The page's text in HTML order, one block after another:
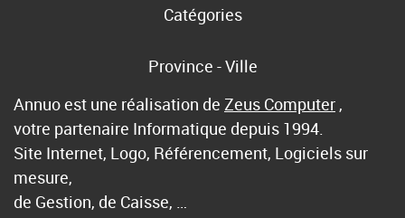
Catégories
Province - Ville
Annuo est une réalisation de Zeus Computer ,
votre partenaire Informatique depuis 1994.
Site Internet, Logo, Référencement, Logiciels sur
mesure,
de Gestion, de Caisse, …